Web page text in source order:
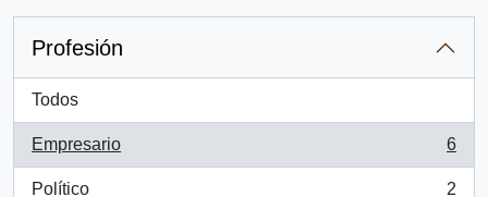
Profesión
Todos
Empresario
, 6 resultados
6
Político 2